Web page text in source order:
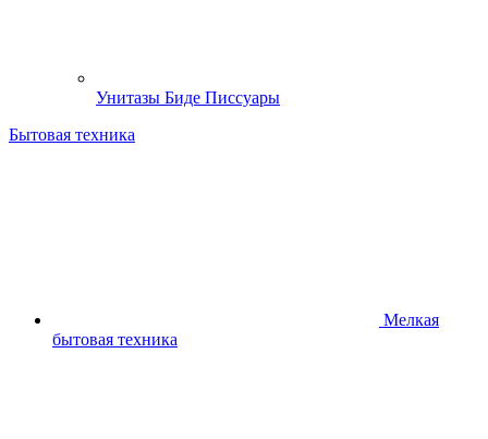
Унитазы Биде Писсуары
Бытовая техника
Мелкая
бытовая техника